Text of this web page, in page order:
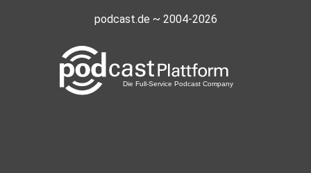
podcast.de ~ 2004-2026